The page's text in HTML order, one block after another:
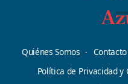
Quiénes Somos Contacto
Política de Privacidad y